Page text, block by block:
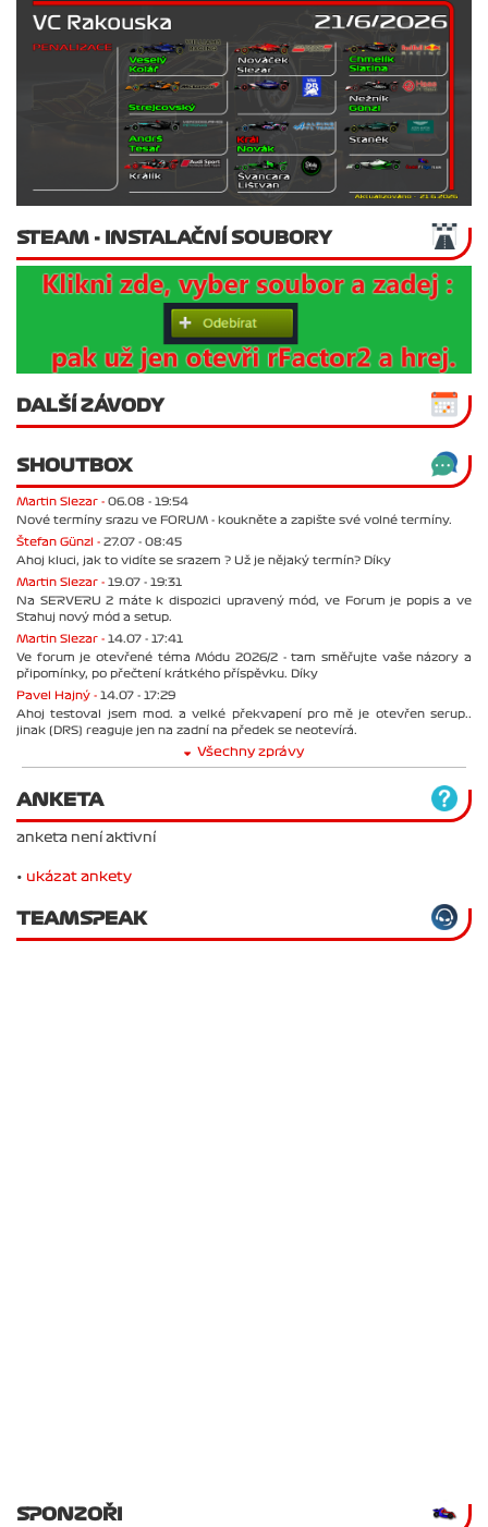
STEAM - INSTALAČNÍ SOUBORY
DALŠÍ ZÁVODY
SHOUTBOX
Martin Slezar - 06.08 - 19:54
Nové termíny srazu ve FORUM - koukněte a zapište své volné termíny.
Štefan Günzl - 27.07 - 08:45
Ahoj kluci, jak to vidíte se srazem ? Už je nějaký termín? Díky
Martin Slezar - 19.07 - 19:31
Na SERVERU 2 máte k dispozici upravený mód, ve Forum je popis a ve
Stahuj nový mód a setup.
Martin Slezar - 14.07 - 17:41
Ve forum je otevřené téma Módu 2026/2 - tam směřujte vaše názory a
připomínky, po přečtení krátkého příspěvku. Díky
Pavel Hajný - 14.07 - 17:29
Ahoj testoval jsem mod. a velké překvapení pro mě je otevřen serup..
jinak (DRS) reaguje jen na zadní na předek se neotevírá.
Všechny zprávy
ANKETA
anketa není aktivní
• ukázat ankety
TEAMSPEAK
SPONZOŘI